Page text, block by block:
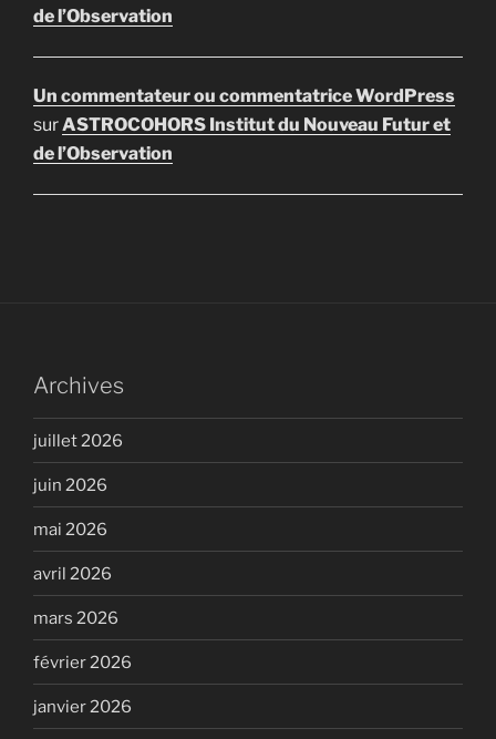
de l’Observation
Un commentateur ou commentatrice WordPress
surASTROCOHORS Institut du Nouveau Futur et
de l’Observation
Archives
juillet 2026
juin 2026
mai 2026
avril 2026
mars 2026
février 2026
janvier 2026